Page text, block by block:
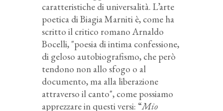
caratteristiche di universalità. L’arte
poetica di Biagia Marniti è, come ha
scritto il critico romano Arnaldo
Bocelli, "poesia di intima confessione,
di geloso autobiografismo, che però
tendono non allo sfogo o al
documento, ma alla liberazione
attraverso il canto", come possiamo
apprezzare in questi versi: “Mio